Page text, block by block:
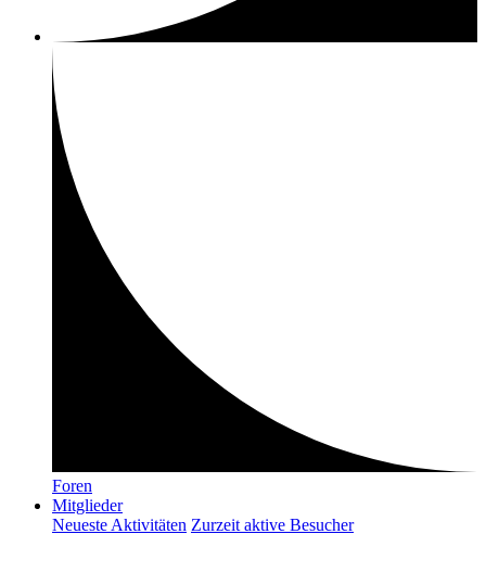
Foren
Mitglieder
Neueste Aktivitäten Zurzeit aktive Besucher